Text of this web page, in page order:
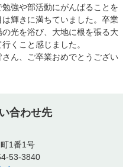
強や部活動にがんばることを
輝きに満ちていました。卒業
光を浴び、大地に根を張る大
くこと感じました。
ん、ご卒業おめでとうござい
合わせ先
1番1号
53-3840